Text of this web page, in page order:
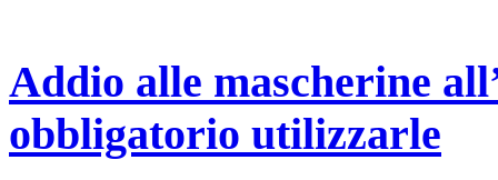
Addio alle mascherine
obbligatorio utilizzarle